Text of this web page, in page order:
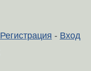
Регистрация - Вход